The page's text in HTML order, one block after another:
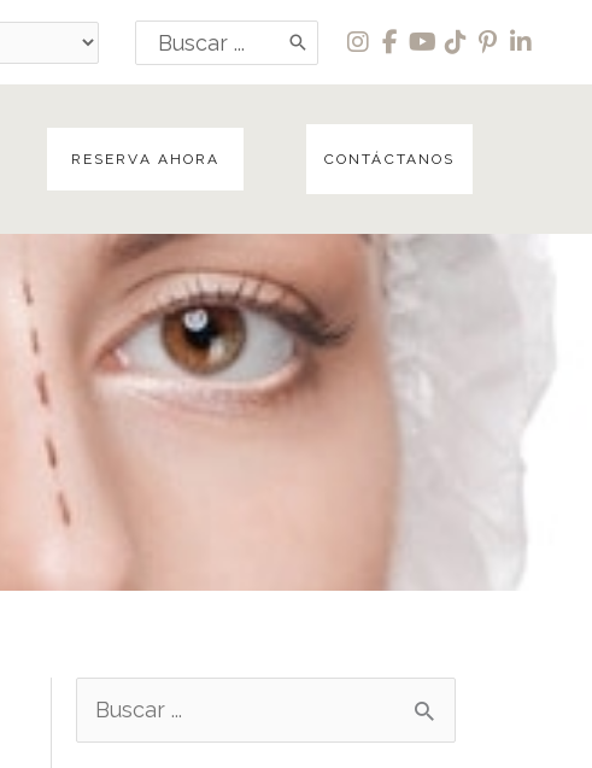
Buscar:
RESERVA AHORA CONTÁCTANOS
u